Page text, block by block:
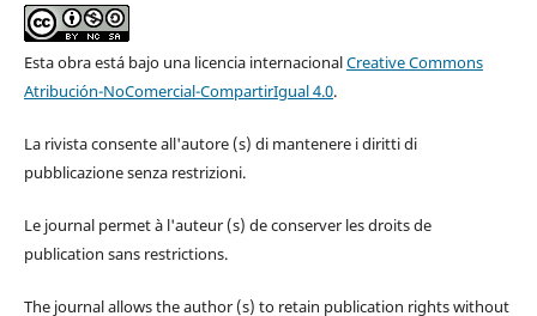
Esta obra está bajo una licencia internacionalCreative Commons
Atribución-NoComercial-CompartirIgual 4.0.
La rivista consente all'autore (s) di mantenere i diritti di
pubblicazione senza restrizioni.
Le journal permet à l'auteur (s) de conserver les droits de
publication sans restrictions.
The journal allows the author (s) to retain publication rights without